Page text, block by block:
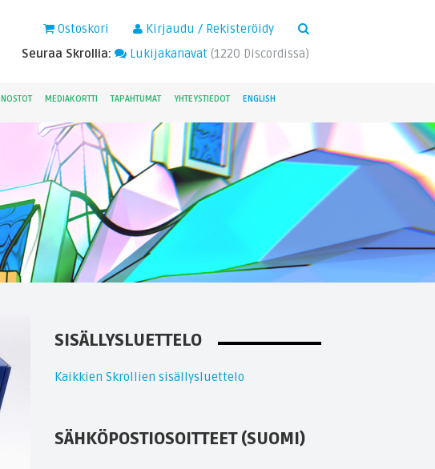
Kirjaudu / Rekisteröidy
Ostoskori
Seuraa Skrollia:
Lukijakanavat (1220 Discordissa)
NOSTOT MEDIAKORTTI TAPAHTUMAT YHTEYSTIEDOT ENGLISH
SISÄLLYSLUETTELO
Kaikkien Skrollien sisällysluettelo
SÄHKÖPOSTIOSOITTEET (SUOMI)